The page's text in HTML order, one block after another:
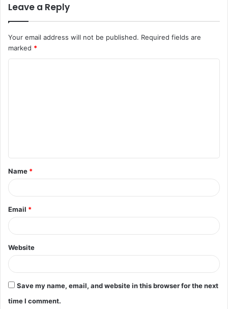
Leave a Reply
Your email address will not be published. Required fields are
marked *
t
*
Name *
Email *
Website
Save my name, email, and website in this browser for the next
time I comment.